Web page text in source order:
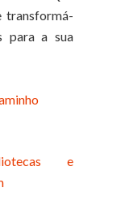
transformá-
para a sua
e